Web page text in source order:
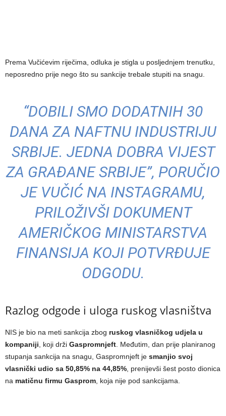
Prema Vučićevim riječima, odluka je stigla u posljednjem trenutku,
neposredno prije nego što su sankcije trebale stupiti na snagu.
“DOBILI SMO DODATNIH 30
DANA ZA NAFTNU INDUSTRIJU
SRBIJE. JEDNA DOBRA VIJEST
ZA GRAĐANE SRBIJE”, PORUČIO
JE VUČIĆ NA INSTAGRAMU,
PRILOŽIVŠI DOKUMENT
AMERIČKOG MINISTARSTVA
FINANSIJA KOJI POTVRĐUJE
ODGODU.
Razlog odgode i uloga ruskog vlasništva
NIS je bio na meti sankcija zbog ruskog vlasničkog udjela u
kompaniji, koji drži Gaspromnjeft. Međutim, dan prije planiranog
stupanja sankcija na snagu, Gaspromnjeft je smanjio svoj
vlasnički udio sa 50,85% na 44,85%, prenijevši šest posto dionica
na matičnu firmu Gasprom, koja nije pod sankcijama.